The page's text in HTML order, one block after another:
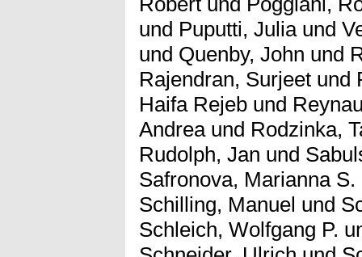
und Puputti, Juliaund
und Quenby, John und
Rajendran, Surjeet und
Haifa Rejeb und
Andreaund Rodzinka,
Rudolph, Jan und
Safronova, Marianna S.
Schilling, Manuel und
Schleich, Wolfgang P.